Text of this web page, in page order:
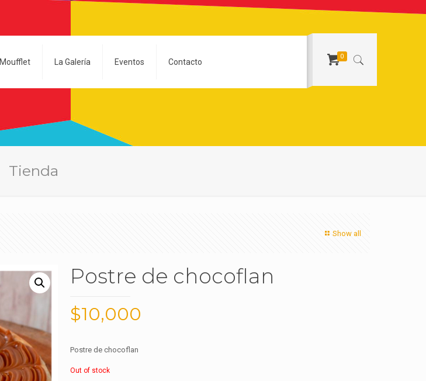
Moufflet La Galería Eventos Contacto
0
Tienda
Show all
Postre de chocoflan
$10,000
Postre de chocoflan
Out of stock